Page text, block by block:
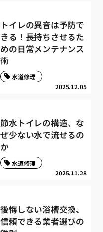
トイレの異音は予防で
きる！長持ちさせるた
めの日常メンテナンス
術
2025.12.05
水道修理
節水トイレの構造、な
ぜ少ない水で流せるの
か
2025.11.28
水道修理
後悔しない浴槽交換、
信頼できる業者選びの